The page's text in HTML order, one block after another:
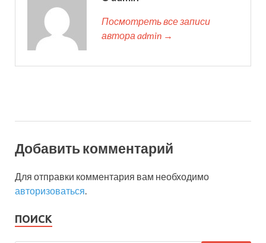
Посмотреть все записи
автора admin →
Добавить комментарий
Для отправки комментария вам необходимо
авторизоваться.
ПОИСК